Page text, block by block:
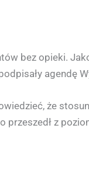
bez opieki.
agendę
że
z